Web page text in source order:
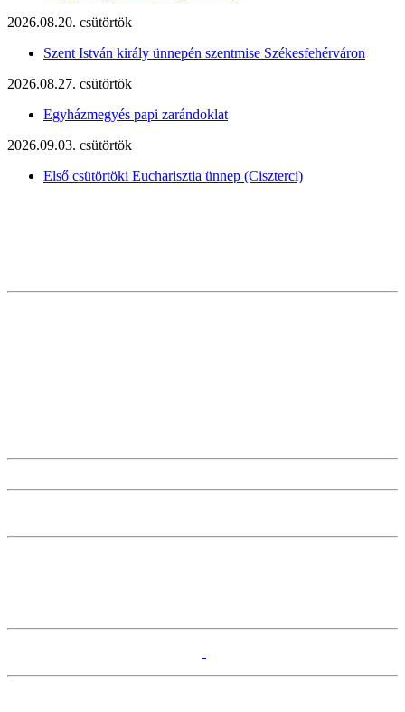
2026.08.20. csütörtök
Szent István király ünnepén szentmise Székesfehérváron
2026.08.27. csütörtök
Egyházmegyés papi zarándoklat
2026.09.03. csütörtök
Első csütörtöki Eucharisztia ünnep (Ciszterci)